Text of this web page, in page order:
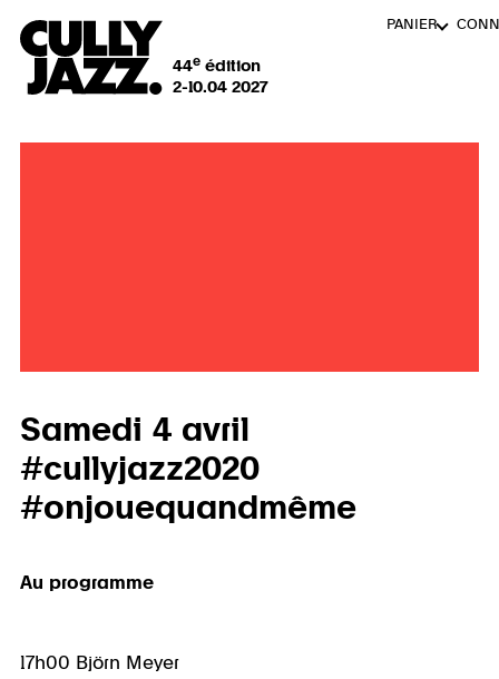
44eédition
2-10.04 2027
PANIER
Samedi 4 avril
#cullyjazz2020
#onjouequandmême
Au programme
17h00 Björn Meyer